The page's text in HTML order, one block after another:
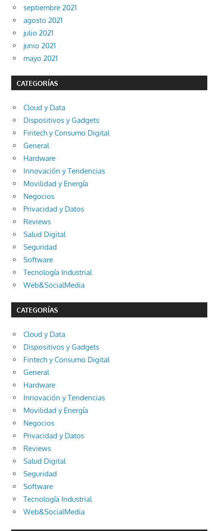
septiembre 2021
agosto 2021
julio 2021
junio 2021
mayo 2021
CATEGORÍAS
Cloud y Data
Dispositivos y Gadgets
Fintech y Consumo Digital
General
Hardware
Innovación y Tendencias
Movilidad y Energía
Negocios
Privacidad y Datos
Reviews
Salud Digital
Seguridad
Software
Tecnología Industrial
Web&SocialMedia
CATEGORÍAS
Cloud y Data
Dispositivos y Gadgets
Fintech y Consumo Digital
General
Hardware
Innovación y Tendencias
Movilidad y Energía
Negocios
Privacidad y Datos
Reviews
Salud Digital
Seguridad
Software
Tecnología Industrial
Web&SocialMedia